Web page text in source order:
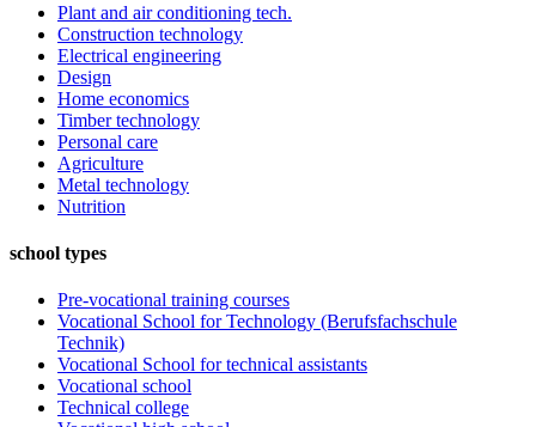
Plant and air conditioning tech.
Construction technology
Electrical engineering
Design
Home economics
Timber technology
Personal care
Agriculture
Metal technology
Nutrition
school types
Pre-vocational training courses
Vocational School for Technology (Berufsfachschule
Technik)
Vocational School for technical assistants
Vocational school
Technical college